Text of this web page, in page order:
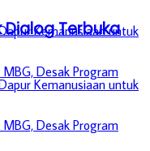
Terbuka